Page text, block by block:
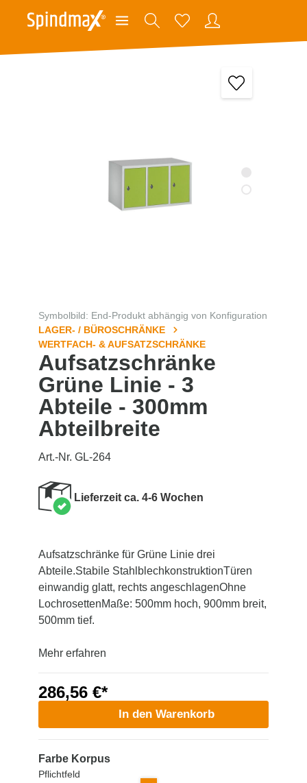
Symbolbild: End-Produkt abhängig von Konfiguration
LAGER- / BÜROSCHRÄNKE
WERTFACH- & AUFSATZSCHRÄNKE
Aufsatzschränke
Grüne Linie - 3
Abteile - 300mm
Abteilbreite
Art.-Nr. GL-264
Lieferzeit ca. 4-6 Wochen
Aufsatzschränke für Grüne Linie drei
Abteile.Stabile StahlblechkonstruktionTüren
einwandig glatt, rechts angeschlagenOhne
LochrosettenMaße: 500mm hoch, 900mm breit,
500mm tief.
Mehr erfahren
286,56 €*
In den Warenkorb
Farbe Korpus
Pflichtfeld